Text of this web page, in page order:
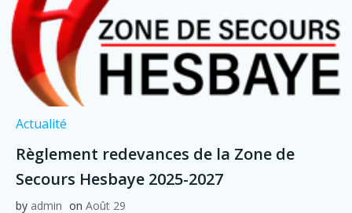
Actualité
Règlement redevances de la Zone de
Secours Hesbaye 2025-2027
by admin on Août 29